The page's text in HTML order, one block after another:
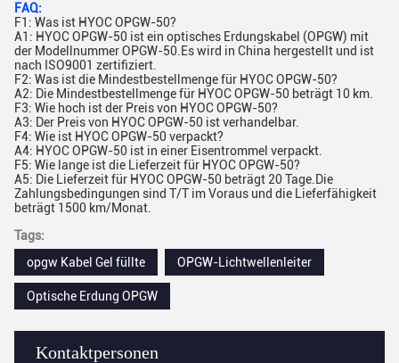
Kontaktpersonen
FAQ:
F1: Was ist HYOC OPGW-50?
A1: HYOC OPGW-50 ist ein optisches Erdungskabel (OPGW) mit
der Modellnummer OPGW-50.Es wird in China hergestellt und ist
nach ISO9001 zertifiziert.
F2: Was ist die Mindestbestellmenge für HYOC OPGW-50?
A2: Die Mindestbestellmenge für HYOC OPGW-50 beträgt 10 km.
F3: Wie hoch ist der Preis von HYOC OPGW-50?
A3: Der Preis von HYOC OPGW-50 ist verhandelbar.
F4: Wie ist HYOC OPGW-50 verpackt?
A4: HYOC OPGW-50 ist in einer Eisentrommel verpackt.
F5: Wie lange ist die Lieferzeit für HYOC OPGW-50?
A5: Die Lieferzeit für HYOC OPGW-50 beträgt 20 Tage.Die
Zahlungsbedingungen sind T/T im Voraus und die Lieferfähigkeit
beträgt 1500 km/Monat.
Tags:
opgw Kabel Gel füllte
OPGW-Lichtwellenleiter
Optische Erdung OPGW